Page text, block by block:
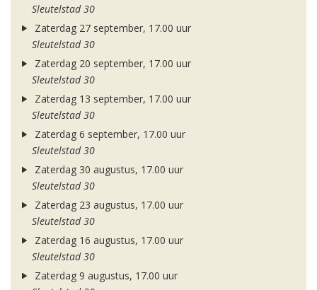
Sleutelstad 30
Zaterdag 27 september, 17.00 uur
Sleutelstad 30
Zaterdag 20 september, 17.00 uur
Sleutelstad 30
Zaterdag 13 september, 17.00 uur
Sleutelstad 30
Zaterdag 6 september, 17.00 uur
Sleutelstad 30
Zaterdag 30 augustus, 17.00 uur
Sleutelstad 30
Zaterdag 23 augustus, 17.00 uur
Sleutelstad 30
Zaterdag 16 augustus, 17.00 uur
Sleutelstad 30
Zaterdag 9 augustus, 17.00 uur